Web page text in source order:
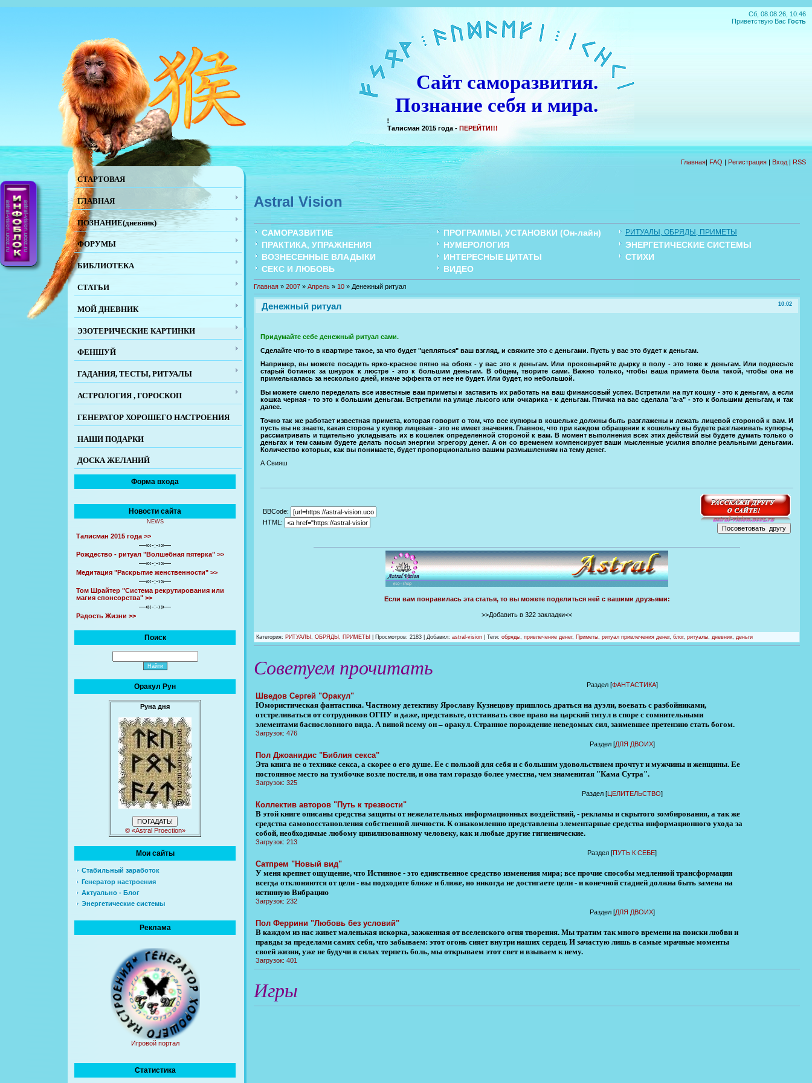
Сб, 08.08.26, 10:46
Приветствую Вас Гость
Сайт саморазвития.
Познание себя и мира.
Талисман 2015 года - ПЕРЕЙТИ!!!
Главная| FAQ | Регистрация | Вход | RSS
СТАРТОВАЯ
ГЛАВНАЯ
ПОЗНАНИЕ(дневник)
ФОРУМЫ
БИБЛИОТЕКА
СТАТЬИ
МОЙ ДНЕВНИК
ЭЗОТЕРИЧЕСКИЕ КАРТИНКИ
ФЕНШУЙ
ГАДАНИЯ, ТЕСТЫ, РИТУАЛЫ
АСТРОЛОГИЯ , ГОРОСКОП
ГЕНЕРАТОР ХОРОШЕГО НАСТРОЕНИЯ
НАШИ ПОДАРКИ
ДОСКА ЖЕЛАНИЙ
Форма входа
Новости сайта
NEWS
Талисман 2015 года >>
—«‹-:-›»—
Рождество - ритуал "Волшебная пятерка" >>
—«‹-:-›»—
Медитация "Раскрытие женственности" >>
—«‹-:-›»—
Том Шрайтер "Система рекрутирования или
магия спонсорства" >>
—«‹-:-›»—
Радость Жизни >>
Поиск
Оракул Рун
Руна дня
© «Astral Proection»
Мои сайты
Стабильный заработок
Генератор настроения
Актуально - Блог
Энергетические системы
Реклама
Игровой портал
Статистика
Astral Vision
САМОРАЗВИТИЕ ПРОГРАММЫ, УСТАНОВКИ (Он-лайн) РИТУАЛЫ, ОБРЯДЫ, ПРИМЕТЫ
ПРАКТИКА, УПРАЖНЕНИЯ НУМЕРОЛОГИЯ
ЭНЕРГЕТИЧЕСКИЕ СИСТЕМЫ
ВОЗНЕСЕННЫЕ ВЛАДЫКИ
ИНТЕРЕСНЫЕ ЦИТАТЫ
СТИХИ
СЕКС И ЛЮБОВЬ
ВИДЕО
Главная » 2007 » Апрель » 10 » Денежный ритуал
10:02
Денежный ритуал
Придумайте себе денежный ритуал сами.
Сделайте что-то в квартире такое, за что будет "цепляться" ваш взгляд, и свяжите это с деньгами. Пусть у вас это будет к деньгам.
Например, вы можете посадить ярко-красное пятно на обоях - у вас это к деньгам. Или проковыряйте дырку в полу - это тоже к деньгам. Или подвесьте
старый ботинок за шнурок к люстре - это к большим деньгам. В общем, творите сами. Важно только, чтобы ваша примета была такой, чтобы она не
примелькалась за несколько дней, иначе эффекта от нее не будет. Или будет, но небольшой.
Вы можете смело переделать все известные вам приметы и заставить их работать на ваш финансовый успех. Встретили на пут кошку - это к деньгам, а если
кошка черная - то это к большим деньгам. Встретили на улице лысого или очкарика - к деньгам. Птичка на вас сделала "а-а" - это к большим деньгам, и так
далее.
Точно так же работает известная примета, которая говорит о том, что все купюры в кошельке должны быть разглажены и лежать лицевой стороной к вам. И
пусть вы не знаете, какая сторона у купюр лицевая - это не имеет значения. Главное, что при каждом обращении к кошельку вы будете разглаживать купюры,
рассматривать и тщательно укладывать их в кошелек определенной стороной к вам. В момент выполнения всех этих действий вы будете думать только о
деньгах и тем самым будете делать посыл энергии эгрегору денег. А он со временем компенсирует ваши мысленные усилия вполне реальными деньгами.
Количество которых, как вы понимаете, будет пропорционально вашим размышлениям на тему денег.
А Свияш
BBCode:
HTML:
Если вам понравилась эта статья, то вы можете поделиться ней с вашими друзьями:
>>Добавить в 322 закладки<<
Категория: РИТУАЛЫ, ОБРЯДЫ, ПРИМЕТЫ Просмотров: 2183 | Добавил: astral-vision | Теги: обряды, привлечение денег, Приметы, ритуал привлечения денег, блог, ритуалы, дневник, деньги
Советуем прочитать
Раздел [ФАНТАСТИКА]
Шведов Сергей "Оракул"
Юмористическая фантастика. Частному детективу Ярославу Кузнецову пришлось драться на дуэли, воевать с разбойниками,
отстреливаться от сотрудников ОГПУ и даже, представьте, отстаивать свое право на царский титул в споре с сомнительными
элементами баснословного вида. А виной всему он – оракул. Странное порождение неведомых сил, заимевшее претензию стать богом.
Загрузок: 476
Раздел [ДЛЯ ДВОИХ]
Пол Джоанидис "Библия секса"
Эта книга не о технике секса, а скорее о его душе. Ее с пользой для себя и с большим удовольствием прочтут и мужчины и женщины. Ее
постоянное место на тумбочке возле постели, и она там гораздо более уместна, чем знаменитая "Кама Сутра".
Загрузок: 325
Раздел [ЦЕЛИТЕЛЬСТВО]
Коллектив авторов "Путь к трезвости"
В этой книге описаны средства защиты от нежелательных информационных воздействий, - рекламы и скрытого зомбирования, а так же
средства самовосстановления собственной личности. К ознакомлению представлены элементарные средства информационного ухода за
собой, необходимые любому цивилизованному человеку, как и любые другие гигиенические.
Загрузок: 213
Раздел [ПУТЬ К СЕБЕ]
Сатпрем "Новый вид"
У меня крепнет ощущение, что Истинное - это единственное средство изменения мира; все прочие способы медленной трансформации
всегда отклоняются от цели - вы подходите ближе и ближе, но никогда не достигаете цели - и конечной стадией должна быть замена на
истинную Вибрацию
Загрузок: 232
Раздел [ДЛЯ ДВОИХ]
Пол Феррини "Любовь без условий"
В каждом из нас живет маленькая искорка, зажженная от вселенского огня творения. Мы тратим так много времени на поиски любви и
правды за пределами самих себя, что забываем: этот огонь сияет внутри наших сердец. И зачастую лишь в самые мрачные моменты
своей жизни, уже не будучи в силах терпеть боль, мы открываем этот свет и взываем к нему.
Загрузок: 401
Игры